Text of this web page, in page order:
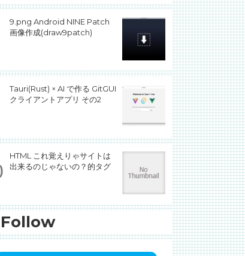
9.png Android NINE Patch
画像作成(draw9patch)
Tauri(Rust) × AI で作る GitGUI
クライアントアプリ その2
HTML これ覚えりゃサイトは
出来るのじゃないの？的タグ
Follow